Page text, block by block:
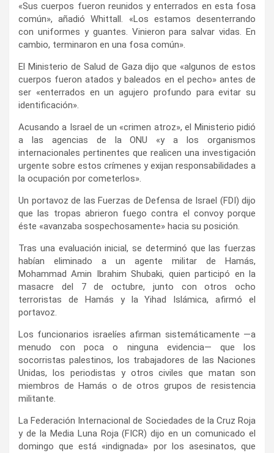
«Sus cuerpos fueron reunidos y enterrados en esta fosa
común», añadió Whittall. «Los estamos desenterrando
con uniformes y guantes. Vinieron para salvar vidas. En
cambio, terminaron en una fosa común».
El Ministerio de Salud de Gaza dijo que «algunos de estos
cuerpos fueron atados y baleados en el pecho» antes de
ser «enterrados en un agujero profundo para evitar su
identificación».
Acusando a Israel de un «crimen atroz», el Ministerio pidió
a las agencias de la ONU «y a los organismos
internacionales pertinentes que realicen una investigación
urgente sobre estos crímenes y exijan responsabilidades a
la ocupación por cometerlos».
Un portavoz de las Fuerzas de Defensa de Israel (FDI) dijo
que las tropas abrieron fuego contra el convoy porque
éste «avanzaba sospechosamente» hacia su posición.
Tras una evaluación inicial, se determinó que las fuerzas
habían eliminado a un agente militar de Hamás,
Mohammad Amin Ibrahim Shubaki, quien participó en la
masacre del 7 de octubre, junto con otros ocho
terroristas de Hamás y la Yihad Islámica, afirmó el
portavoz.
Los funcionarios israelíes afirman sistemáticamente —a
menudo con poca o ninguna evidencia— que los
socorristas palestinos, los trabajadores de las Naciones
Unidas, los periodistas y otros civiles que matan son
miembros de Hamás o de otros grupos de resistencia
militante.
La Federación Internacional de Sociedades de la Cruz Roja
y de la Media Luna Roja (FICR) dijo en un comunicado el
domingo que está «indignada» por los asesinatos, que